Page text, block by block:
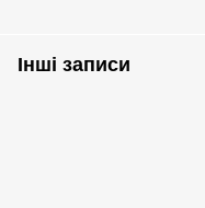
Інші записи